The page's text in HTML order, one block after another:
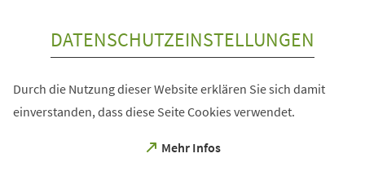
DATENSCHUTZEINSTELLUNGEN
Durch die Nutzung dieser Website erklären Sie sich damit
einverstanden, dass diese Seite Cookies verwendet.
Mehr Infos
(Öffnet